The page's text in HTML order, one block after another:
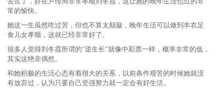
常的愉快。
她这一生虽然吃过苦，但也不算太颠簸，晚年生活可以做到丰衣足
食儿女孝顺，这就已经非常好了。
很多人觉得刘冬霞所谓的“逆生长”就像中彩票一样，概率非常的低，
其实这绝非偶然。
和她积极的生活心态有着很大的关系，以前条件艰苦的时候她就没
有放弃过，认为只要自己坚强努力就一定会有好生活。